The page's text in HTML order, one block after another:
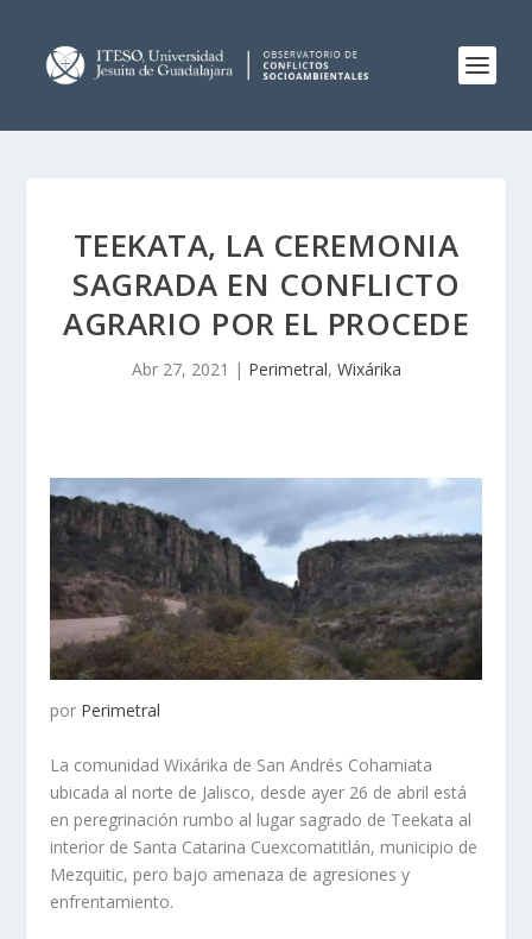
TEEKATA, LA CEREMONIA
SAGRADA EN CONFLICTO
AGRARIO POR EL PROCEDE
Abr 27, 2021 | Perimetral, Wixárika
por Perimetral
La comunidad Wixárika de San Andrés Cohamiata
ubicada al norte de Jalisco, desde ayer 26 de abril está
en peregrinación rumbo al lugar sagrado de Teekata al
interior de Santa Catarina Cuexcomatitlán, municipio de
Mezquitic, pero bajo amenaza de agresiones y
enfrentamiento.